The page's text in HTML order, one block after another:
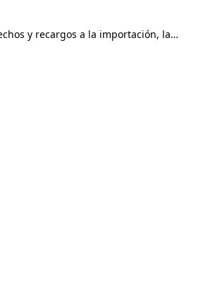
y recargos a la importación, la…